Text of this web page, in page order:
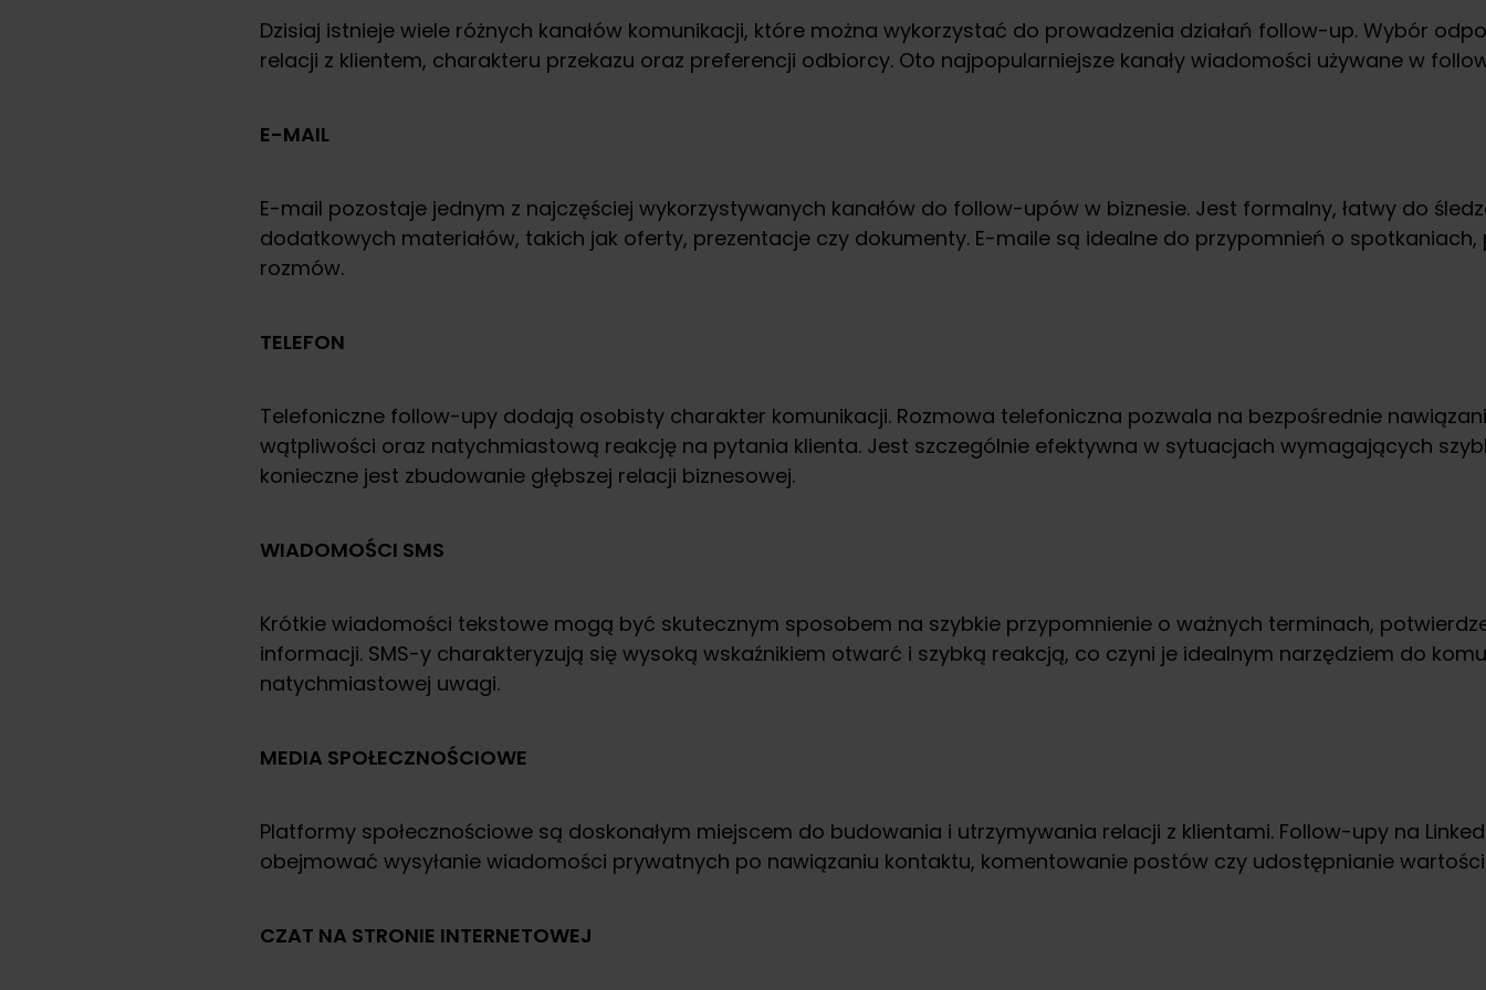
Dzisiaj istnieje wiele różnych kanałów komunikacji, które można wykorzystać do prowadzenia działań follow-up. Wybór
relacji z klientem, charakteru przekazu oraz preferencji odbiorcy. Oto najpopularniejsze kanały wiadomości używane w
E-MAIL
E-mail pozostaje jednym z najczęściej wykorzystywanych kanałów do follow-upów w biznesie. Jest formalny, łatwy do
dodatkowych materiałów, takich jak oferty, prezentacje czy dokumenty. E-maile są idealne do przypomnień o
rozmów.
TELEFON
Telefoniczne follow-upy dodają osobisty charakter komunikacji. Rozmowa telefoniczna pozwala na bezpośrednie
wątpliwości oraz natychmiastową reakcję na pytania klienta. Jest szczególnie efektywna w sytuacjach wymagających
konieczne jest zbudowanie głębszej relacji biznesowej.
WIADOMOŚCI SMS
Krótkie wiadomości tekstowe mogą być skutecznym sposobem na szybkie przypomnienie o ważnych terminach,
informacji. SMS-y charakteryzują się wysoką wskaźnikiem otwarć i szybką reakcją, co czyni je idealnym narzędziem do
natychmiastowej uwagi.
MEDIA SPOŁECZNOŚCIOWE
Platformy społecznościowe są doskonałym miejscem do budowania i utrzymywania relacji z klientami. Follow-upy na
obejmować wysyłanie wiadomości prywatnych po nawiązaniu kontaktu, komentowanie postów czy udostępnianie
CZAT NA STRONIE INTERNETOWEJ